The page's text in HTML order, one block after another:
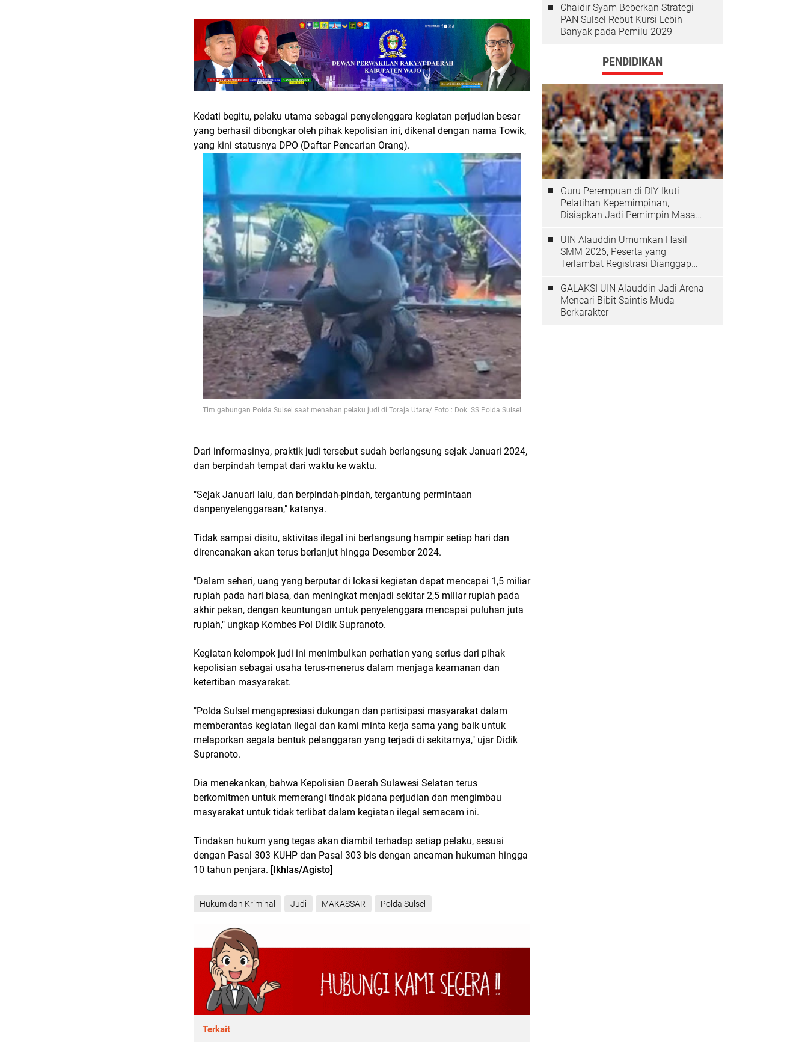
Kedati begitu, pelaku utama sebagai penyelenggara kegiatan perjudian besar
yang berhasil dibongkar oleh pihak kepolisian ini, dikenal dengan nama Towik,
yang kini statusnya DPO (Daftar Pencarian Orang).
Tim gabungan Polda Sulsel saat menahan pelaku judi di Toraja Utara/ Foto : Dok. SS Polda Sulsel
Dari informasinya, praktik judi tersebut sudah berlangsung sejak Januari 2024,
dan berpindah tempat dari waktu ke waktu.
"Sejak Januari lalu, dan berpindah-pindah, tergantung permintaan
danpenyelenggaraan," katanya.
Tidak sampai disitu, aktivitas ilegal ini berlangsung hampir setiap hari dan
direncanakan akan terus berlanjut hingga Desember 2024.
"Dalam sehari, uang yang berputar di lokasi kegiatan dapat mencapai 1,5 miliar
rupiah pada hari biasa, dan meningkat menjadi sekitar 2,5 miliar rupiah pada
akhir pekan, dengan keuntungan untuk penyelenggara mencapai puluhan juta
rupiah," ungkap Kombes Pol Didik Supranoto.
Kegiatan kelompok judi ini menimbulkan perhatian yang serius dari pihak
kepolisian sebagai usaha terus-menerus dalam menjaga keamanan dan
ketertiban masyarakat.
"Polda Sulsel mengapresiasi dukungan dan partisipasi masyarakat dalam
memberantas kegiatan ilegal dan kami minta kerja sama yang baik untuk
melaporkan segala bentuk pelanggaran yang terjadi di sekitarnya," ujar Didik
Supranoto.
Dia menekankan, bahwa Kepolisian Daerah Sulawesi Selatan terus
berkomitmen untuk memerangi tindak pidana perjudian dan mengimbau
masyarakat untuk tidak terlibat dalam kegiatan ilegal semacam ini.
Tindakan hukum yang tegas akan diambil terhadap setiap pelaku, sesuai
dengan Pasal 303 KUHP dan Pasal 303 bis dengan ancaman hukuman hingga
10 tahun penjara. [Ikhlas/Agisto]
Hukum dan Kriminal Judi MAKASSAR Polda Sulsel
Terkait
Chaidir Syam Beberkan Strategi
PAN Sulsel Rebut Kursi Lebih
Banyak pada Pemilu 2029
PENDIDIKAN
Guru Perempuan di DIY Ikuti
Pelatihan Kepemimpinan,
Disiapkan Jadi Pemimpin Masa
UIN Alauddin Umumkan Hasil
SMM 2026, Peserta yang
Terlambat Registrasi Dianggap
GALAKSI UIN Alauddin Jadi Arena
Mencari Bibit Saintis Muda
Berkarakter